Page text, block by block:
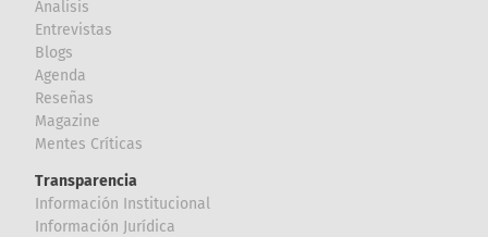
Analisis
Entrevistas
Blogs
Agenda
Reseñas
Magazine
Mentes Críticas
Transparencia
Información Institucional
Información Jurídica